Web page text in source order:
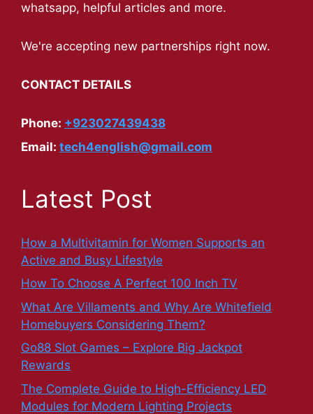
whatsapp, helpful articles and more.
We're accepting new partnerships right now.
CONTACT DETAILS
Phone: +923027439438
Email: tech4english@gmail.com
Latest Post
How a Multivitamin for Women Supports an
Active and Busy Lifestyle
How To Choose A Perfect 100 Inch TV
What Are Villaments and Why Are Whitefield
Homebuyers Considering Them?
Go88 Slot Games – Explore Big Jackpot
Rewards
The Complete Guide to High-Efficiency LED
Modules for Modern Lighting Projects